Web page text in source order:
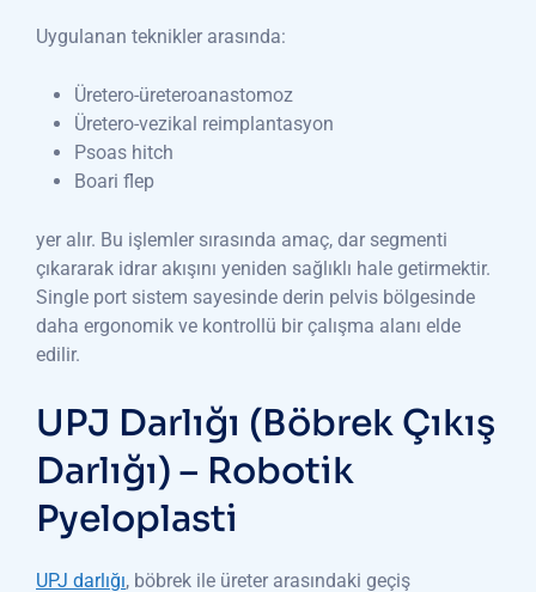
Uygulanan teknikler arasında:
Üretero-üreteroanastomoz
Üretero-vezikal reimplantasyon
Psoas hitch
Boari flep
yer alır. Bu işlemler sırasında amaç, dar segmenti
çıkararak idrar akışını yeniden sağlıklı hale getirmektir.
Single port sistem sayesinde derin pelvis bölgesinde
daha ergonomik ve kontrollü bir çalışma alanı elde
edilir.
UPJ Darlığı (Böbrek Çıkış
Darlığı) – Robotik
Pyeloplasti
UPJ darlığı, böbrek ile üreter arasındaki geçiş